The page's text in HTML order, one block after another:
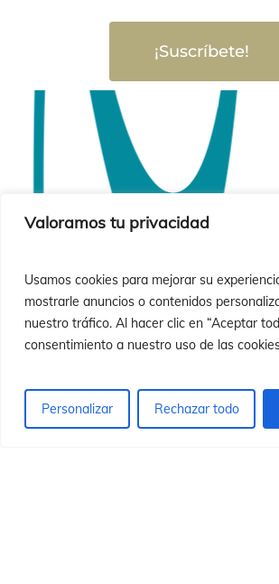
Valoramos tu privacidad
Usamos cookies para mejorar su
mostrarle anuncios o contenidos
nuestro tráfico. Al hacer clic en “Aceptar
consentimiento a nuestro uso de las
Personalizar Rechazar todo
¡Suscríbete!